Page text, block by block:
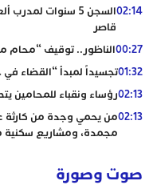
02:14
السجن 5 سنوات
قاصر
00:27الناظور.. توقيف “محام
01:32تجسيداً لمبدأ “القضاء في
02:13رؤساء ونقباء للمحامين
02:13من يحمي وجدة من كارثة
مجمدة، ومشاريع سكنية
صوت وصورة